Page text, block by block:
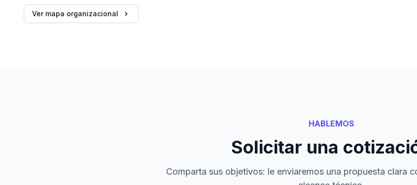
Ver mapa organizacional
HABLEMOS
Solicitar una
Comparta sus objetivos: le enviaremos una propuesta clara